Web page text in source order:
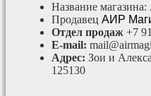
Название магазина:
Продавец АИР
Отдел продаж +7
E-mail:
Адрес: Зои и
125130